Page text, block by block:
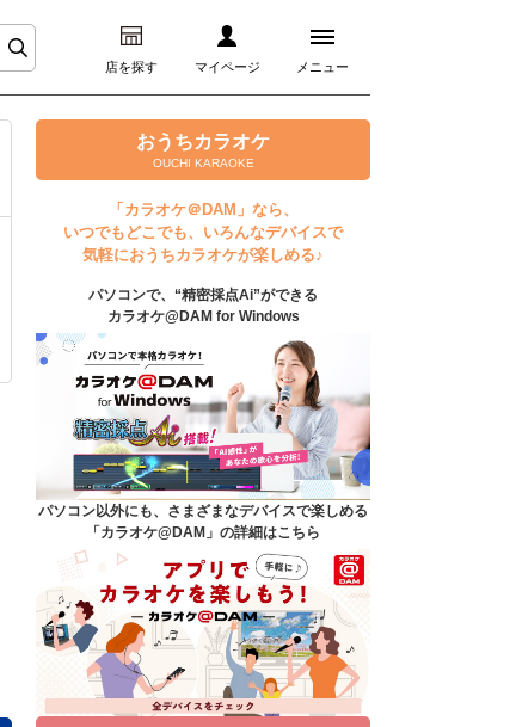
店を探す マイページ メニュー
ログイン
マイページ
プレミアムサービス
DAM★とも動画
DAM★とも録音
カラオケ＠DAM
ユーザー検索
キャンペーン
よくあるご質問
DAMの新曲・ランキングなど
カラオケ最新情報をチェック！
おうちカラオケ
OUCHI KARAOKE
「カラオケ＠DAM」なら、
いつでもどこでも、いろんなデバイスで
気軽におうちカラオケが楽しめる♪
パソコンで、“精密採点Ai”ができる
カラオケ@DAM for Windows
パソコン以外にも、さまざまなデバイスで楽しめる
「カラオケ@DAM」の詳細はこちら